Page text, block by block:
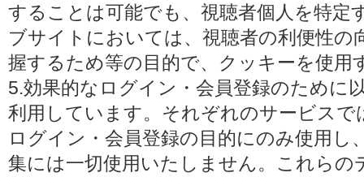
することは可能でも、視聴者個人を特定
ブサイトにおいては、視聴者の利便性の
握するため等の目的で、クッキーを使用
5.効果的なログイン・会員登録のために
利用しています。それぞれのサービス
ログイン・会員登録の目的にのみ使用し
集には一切使用いたしません。これらの